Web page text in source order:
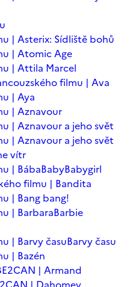
| Asterix: Sídliště bohů
| Atomic Age
| Attila Marcel
filmu | Ava
| Aya
| Aznavour
| Aznavour a jeho svět
| Aznavour a jeho svět
vítr
| BábaBabyBabygirl
filmu | Bandita
| Bang bang!
| BarbaraBarbie
| Barvy časuBarvy času
| Bazén
| Armand